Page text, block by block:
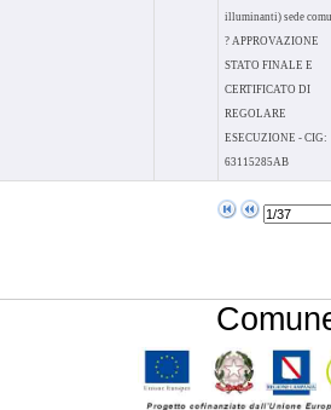
illuminanti) sede
? APPROVAZIONE
STATO FINALE E
CERTIFICATO DI
REGOLARE
ESECUZIONE - CIG:
63115285AB